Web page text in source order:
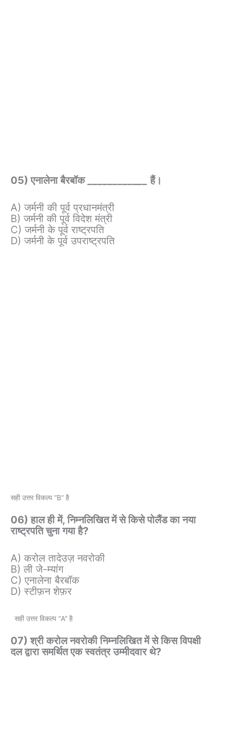
05) एनालेना बैरबॉक __________ हैं।
A) जर्मनी की पूर्व प्रधानमंत्री
B) जर्मनी की पूर्व विदेश मंत्री
C) जर्मनी के पूर्व राष्ट्रपति
D) जर्मनी के पूर्व उपराष्ट्रपति
सही उत्तर विकल्प “B” है
06) हाल ही में, निम्नलिखित में से किसे पोलैंड का नया
राष्ट्रपति चुना गया है?
A) करोल तादेउज़ नवरोकी
B) ली जे-म्यांग
C) एनालेना बैरबॉक
D) स्टीफ़न शेफ़र
सही उत्तर विकल्प “A” है
07) श्री करोल नवरोकी निम्नलिखित में से किस विपक्षी
दल द्वारा समर्थित एक स्वतंत्र उम्मीदवार थे?